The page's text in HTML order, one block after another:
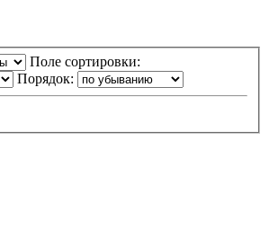
Поле сортировки:
Порядок: